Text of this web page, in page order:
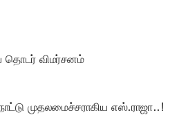
தொடர் விமர்சனம்
முதலமைச்சராகிய எஸ்.ராஜா..!